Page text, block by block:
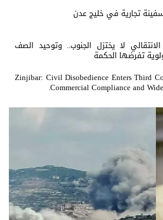
تجارية في خليج عدن
لا يختزل الجنوب.. وتوحيد الصف
تفرضها الحكمة
Zinjibar: Civil Disobedience Enters Third
Commercial Compliance and